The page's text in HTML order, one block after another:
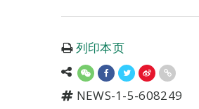
列印本页
NEWS-1-5-608249